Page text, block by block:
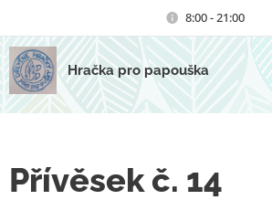
8:00 - 21:00
Hračka pro papouška
Přívěsek č. 14